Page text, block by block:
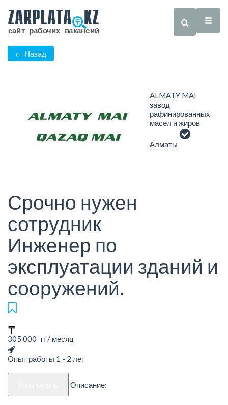
← Назад
ALMATY MAI
завод
рафинированных
масел и жиров
Алматы
Срочно нужен
сотрудник
Инженер по
эксплуатации зданий и
сооружений.
305 000 тг / месяц
Опыт работы 1 - 2 лет
Описание: